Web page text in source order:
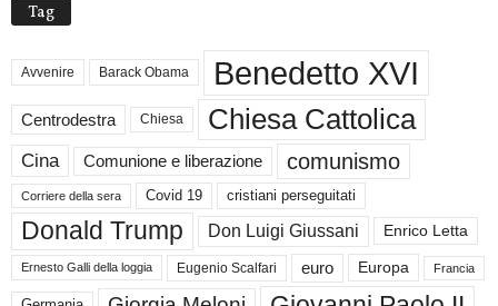
Tag
Avvenire Barack Obama Benedetto XVI
Centrodestra Chiesa Chiesa Cattolica
Cina Comunione e liberazione comunismo
Corriere della sera Covid 19 cristiani perseguitati
Donald Trump Don Luigi Giussani Enrico Letta
Ernesto Galli della loggia Eugenio Scalfari euro Europa Francia